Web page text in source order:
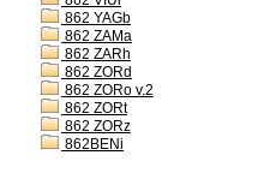
862 YAGb
862 ZAMa
862 ZARh
862 ZORd
862 ZORo v.2
862 ZORt
862 ZORz
862BENi